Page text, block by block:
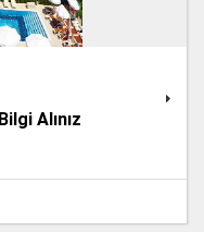
Bilgi Alınız